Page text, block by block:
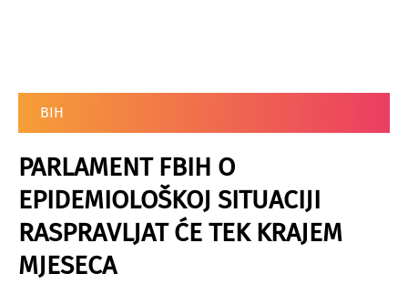
BIH
PARLAMENT FBIH O
EPIDEMIOLOŠKOJ SITUACIJI
RASPRAVLJAT ĆE TEK KRAJEM
MJESECA